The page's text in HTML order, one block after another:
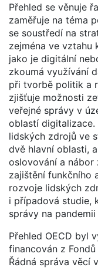
Přehled se věnuje
zaměřuje na téma
se soustředí na
zejména ve vztahu
jako je digitální
zkoumá využívání
při tvorbě politik a
zjišťuje možnosti
veřejné správy v
oblastí digitalizace.
lidských zdrojů ve
dvě hlavní oblasti,
oslovování a nábor
zajištění funkčního
rozvoje lidských
i případová studie,
správy na
Přehled OECD byl
financován z
Řádná správa věcí